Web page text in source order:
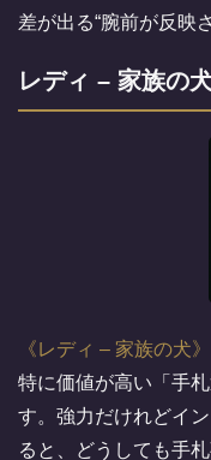
差が出る“腕前が反映
レディ – 家族の
レディ – 家族の犬
特に価値が高い「手
す。強力だけれどイ
ると、どうしても手